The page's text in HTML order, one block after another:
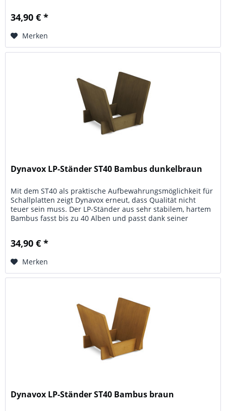
34,90 € *
Merken
Dynavox LP-Ständer ST40 Bambus dunkelbraun
Mit dem ST40 als praktische Aufbewahrungsmöglichkeit für
Schallplatten zeigt Dynavox erneut, dass Qualität nicht
teuer sein muss. Der LP-Ständer aus sehr stabilem, hartem
Bambus fasst bis zu 40 Alben und passt dank seiner
34,90 € *
Merken
Dynavox LP-Ständer ST40 Bambus braun